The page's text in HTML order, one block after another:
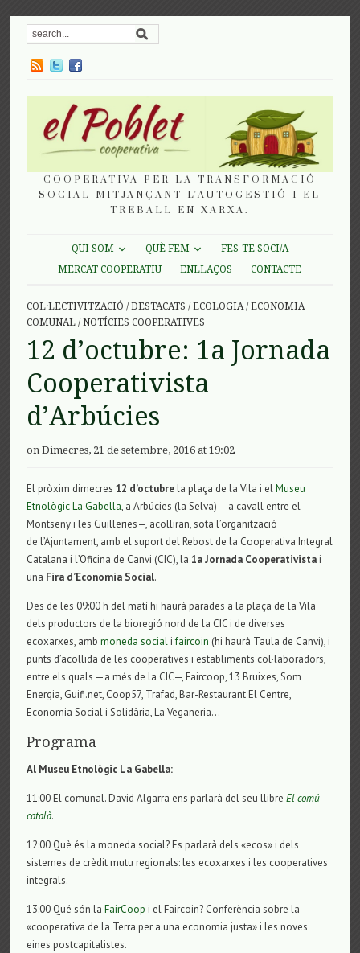
COOPERATIVA PER LA TRANSFORMACIÓ
SOCIAL MITJANÇANT L'AUTOGESTIÓ I EL
TREBALL EN XARXA.
QUI SOM QUÈ FEM
FES-TE SOCI/A
MERCAT COOPERATIU
ENLLAÇOS CONTACTE
COL·LECTIVITZACIÓ /DESTACATS /ECOLOGIA/ECONOMIA
COMUNAL /NOTÍCIES COOPERATIVES
12 d’octubre: 1a Jornada
Cooperativista
d’Arbúcies
on Dimecres, 21 de setembre, 2016 at 19:02
El pròxim dimecres 12 d’octubrela plaça de la Vila i elMuseu
Etnològic La Gabella, a Arbúcies (la Selva) —a cavall entre el
Montseny i les Guilleries—, acolliran, sota l’organització
de l’Ajuntament, amb el suport del Rebost de la Cooperativa Integral
Catalana i l’Oficina de Canvi (CIC), la1a Jornada Cooperativistai
una Fira d’Economia Social.
Des de les 09:00 h del matí hi haurà parades a la plaça de la Vila
dels productors de la bioregió nord de la CIC i de diverses
ecoxarxes, ambmoneda socialifaircoin (hi haurà Taula de Canvi), i
punts d’acollida de les cooperatives i establiments col·laboradors,
entre els quals —a més de la CIC—, Faircoop, 13 Bruixes, Som
Energia, Guifi.net, Coop57, Trafad, Bar-Restaurant El Centre,
Economia Social i Solidària, La Veganeria…
Programa
Al Museu Etnològic La Gabella:
11:00 El comunal. David Algarra ens parlarà del seu llibreEl comú
català.
12:00 Què és la moneda social? Es parlarà dels «ecos» i dels
sistemes de crèdit mutu regionals: les ecoxarxes i les cooperatives
integrals.
13:00 Qué són laFairCoop i el Faircoin? Conferència sobre la
«cooperativa de la Terra per a una economia justa» i les noves
eines postcapitalistes.